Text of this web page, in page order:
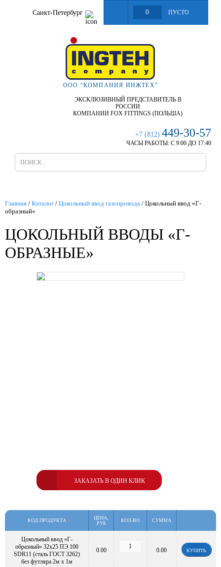
Санкт-Петербург 0 ПУСТО
ООО “КОМПАНИЯ ИНЖТЕХ”
ЭКСКЛЮЗИВНЫЙ ПРЕДСТАВИТЕЛЬ В
РОССИИ
КОМПАНИИ FOX FITTINGS (ПОЛЬША)
+7 (812) 449-30-57
ЧАСЫ РАБОТЫ: С 9:00 ДО 17:40
Главная / Каталог / Цокольный ввод газопровода / Цокольный ввод «Г-
образный»
ЦОКОЛЬНЫЙ ВВОДЫ «Г-
ОБРАЗНЫЕ»
ЗАКАЗАТЬ В ОДИН КЛИК
КОД ПРОДУКТА
ЦЕНА,
РУБ
КОЛ-ВО СУММА
Цокольный ввод «Г-
образный» 32х25 ПЭ 100
SDR11 (сталь ГОСТ 3262)
без футляра 2м х 1м
0.00 0.00 КУПИТЬ